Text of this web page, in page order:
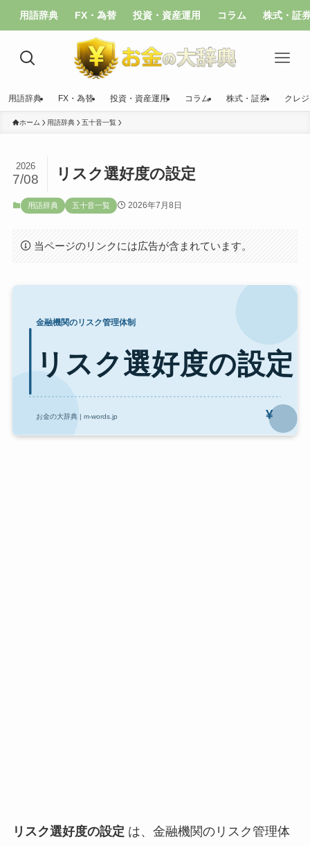
用語辞典 FX・為替 投資・資産運用 コラム 株式・証
用語辞典 FX・為替 投資・資産運用 コラム 株式・証券 クレ
ホーム 用語辞典 五十音一覧
リスク選好度の設定
2026
7/08
用語辞典 五十音一覧 2026年7月8日
当ページのリンクには広告が含まれています。
リスク選好度の設定 は、金融機関のリスク管理体